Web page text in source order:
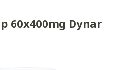
60x400mg Dynar